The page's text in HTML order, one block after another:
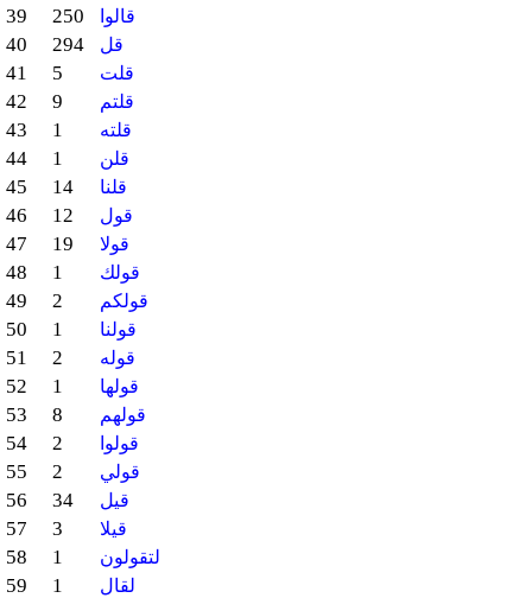
39 250 قالوا
40 294 قل
41 5 قلت
42 9 قلتم
43 1 قلته
44 1 قلن
45 14 قلنا
46 12 قول
47 19 قولا
48 1 قولك
49 2 قولكم
50 1 قولنا
51 2 قوله
52 1 قولها
53 8 قولهم
54 2 قولوا
55 2 قولي
56 34 قيل
57 3 قيلا
58 1 لتقولون
59 1 لقال